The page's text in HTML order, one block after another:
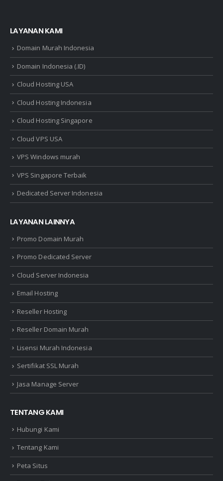
LAYANAN KAMI
Domain Murah Indonesia
Domain Indonesia (.ID)
Cloud Hosting USA
Cloud Hosting Indonesia
Cloud Hosting Singapore
Cloud VPS USA
VPS Windows murah
VPS Singapore Terbaik
Dedicated Server Indonesia
LAYANAN LAINNYA
Promo Domain Murah
Promo Dedicated Server
Cloud Server Indonesia
Email Hosting
Reseller Hosting
Reseller Domain Murah
Lisensi Murah Indonesia
Sertifikat SSL Murah
Jasa Manage Server
TENTANG KAMI
Hubungi Kami
Tentang Kami
Peta Situs